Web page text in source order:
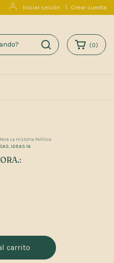
Iniciar sesión Crear cuenta
(0)
La Historia Política
IDEAS 1A